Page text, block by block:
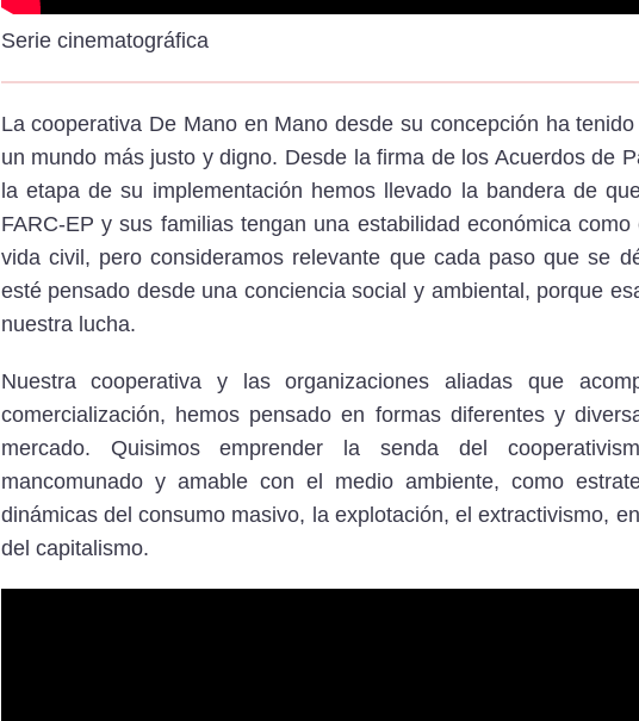
Serie cinematográfica
La cooperativa De Mano en Mano desde su concepción ha
un mundo más justo y digno. Desde la firma de los Acuerdos de
la etapa de su implementación hemos llevado la bandera de
FARC-EP y sus familias tengan una estabilidad económica
vida civil, pero consideramos relevante que cada paso que se
esté pensado desde una conciencia social y ambiental, porque
nuestra lucha.
Nuestra cooperativa y las organizaciones aliadas que
comercialización, hemos pensado en formas diferentes y
mercado. Quisimos emprender la senda del
mancomunado y amable con el medio ambiente, como
dinámicas del consumo masivo, la explotación, el extractivismo,
del capitalismo.